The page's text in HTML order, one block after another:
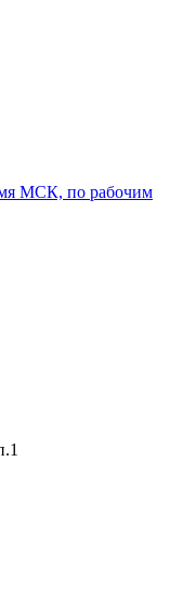
МСК, по рабочим